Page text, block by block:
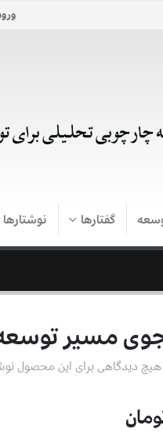
گفتارها نوشتارها
مسیر
دیدگاهی برای این محصول